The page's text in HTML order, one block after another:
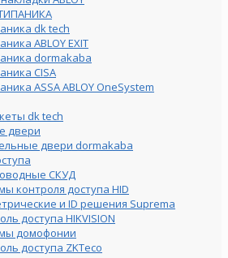
dk tech
ABLOY EXIT
dormakaba
СISA
ASSA ABLOY OneSystem
dk tech
двери
двери dormakaba
СКУД
контроля доступа HID
и ID решения Suprema
доступа HIKVISION
домофонии
доступа ZKTeco